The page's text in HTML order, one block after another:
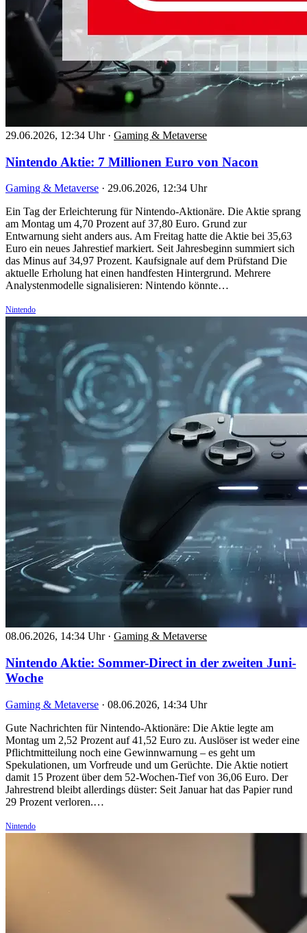
29.06.2026, 12:34 Uhr · Gaming & Metaverse
Nintendo Aktie: 7 Millionen Euro von Nacon
Gaming & Metaverse · 29.06.2026, 12:34 Uhr
Ein Tag der Erleichterung für Nintendo-Aktionäre. Die Aktie sprang
am Montag um 4,70 Prozent auf 37,80 Euro. Grund zur
Entwarnung sieht anders aus. Am Freitag hatte die Aktie bei 35,63
Euro ein neues Jahrestief markiert. Seit Jahresbeginn summiert sich
das Minus auf 34,97 Prozent. Kaufsignale auf dem Prüfstand Die
aktuelle Erholung hat einen handfesten Hintergrund. Mehrere
Analystenmodelle signalisieren: Nintendo könnte…
Nintendo
08.06.2026, 14:34 Uhr · Gaming & Metaverse
Nintendo Aktie: Sommer-Direct in der zweiten Juni-
Woche
Gaming & Metaverse · 08.06.2026, 14:34 Uhr
Gute Nachrichten für Nintendo-Aktionäre: Die Aktie legte am
Montag um 2,52 Prozent auf 41,52 Euro zu. Auslöser ist weder eine
Pflichtmitteilung noch eine Gewinnwarnung – es geht um
Spekulationen, um Vorfreude und um Gerüchte. Die Aktie notiert
damit 15 Prozent über dem 52-Wochen-Tief von 36,06 Euro. Der
Jahrestrend bleibt allerdings düster: Seit Januar hat das Papier rund
29 Prozent verloren.…
Nintendo